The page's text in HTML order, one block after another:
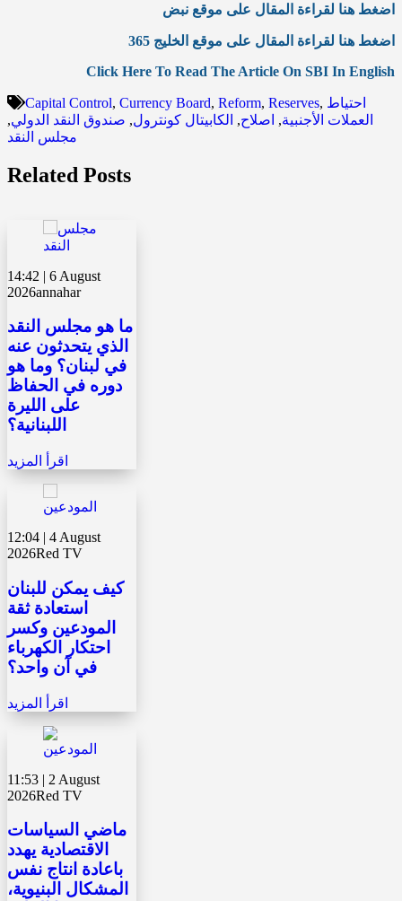
اضغط هنا لقراءة المقال على موقع نبض
اضغط هنا لقراءة المقال على موقع الخليج 365
Click Here To Read The Article On SBI In English
Capital Control, Currency Board, Reform, Reserves, احتياط
العملات الأجنبية, اصلاح, الكابيتال كونترول, صندوق النقد الدولي,
مجلس النقد
Related Posts
14:42 | 6 August
2026annahar
ما هو مجلس النقد
الذي يتحدثون عنه
في لبنان؟ وما هو
دوره في الحفاظ
على الليرة
اللبنانية؟
اقرأ المزيد
12:04 | 4 August
2026Red TV
كيف يمكن للبنان
استعادة ثقة
المودعين وكسر
احتكار الكهرباء
في آن واحد؟
اقرأ المزيد
11:53 | 2 August
2026Red TV
ماضي السياسات
الاقتصادية يهدد
باعادة انتاج نفس
المشكال البنيوية،